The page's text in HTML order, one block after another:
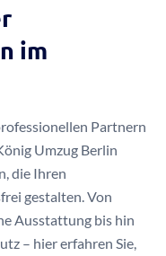
im
Partnern
Umzug Berlin
die Ihren
gestalten. Von
Ausstattung bis hin
– hier erfahren Sie,